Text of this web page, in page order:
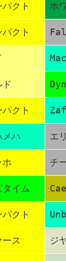
クト ホ
クト
ド
クト
メハ エ
ホ チ
イム
クト
ス ジ